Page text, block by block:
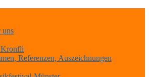
uns
Kronfli
Referenzen, Auszeichnungen